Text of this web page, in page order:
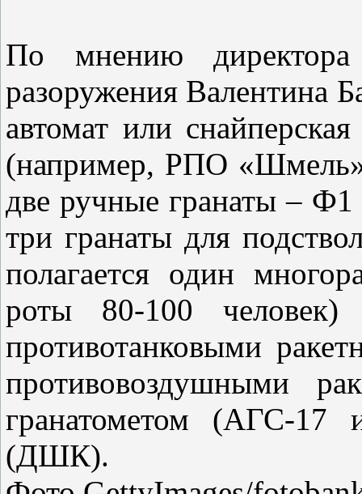
По мнению
разоружения Валентина
автомат или
(например, РПО
две ручные гранаты – Ф1
три гранаты для
полагается один
роты 80-100 человек)
противотанковыми
противовоздушными
гранатометом (АГС-17
(ДШК).